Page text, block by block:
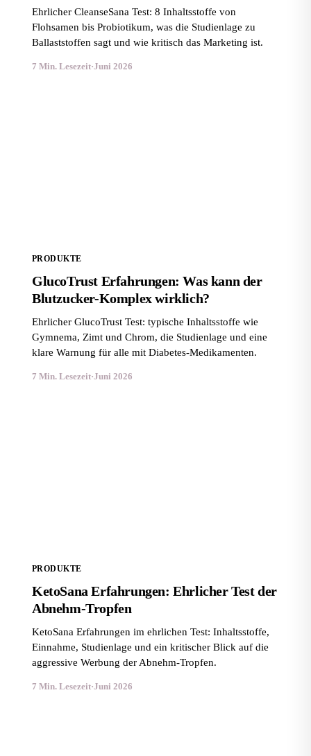
Ehrlicher CleanseSana Test: 8 Inhaltsstoffe von
Flohsamen bis Probiotikum, was die Studienlage zu
Ballaststoffen sagt und wie kritisch das Marketing ist.
7 Min. Lesezeit·Juni 2026
PRODUKTE
GlucoTrust Erfahrungen: Was kann der
Blutzucker-Komplex wirklich?
Ehrlicher GlucoTrust Test: typische Inhaltsstoffe wie
Gymnema, Zimt und Chrom, die Studienlage und eine
klare Warnung für alle mit Diabetes-Medikamenten.
7 Min. Lesezeit·Juni 2026
PRODUKTE
KetoSana Erfahrungen: Ehrlicher Test der
Abnehm-Tropfen
KetoSana Erfahrungen im ehrlichen Test: Inhaltsstoffe,
Einnahme, Studienlage und ein kritischer Blick auf die
aggressive Werbung der Abnehm-Tropfen.
7 Min. Lesezeit·Juni 2026